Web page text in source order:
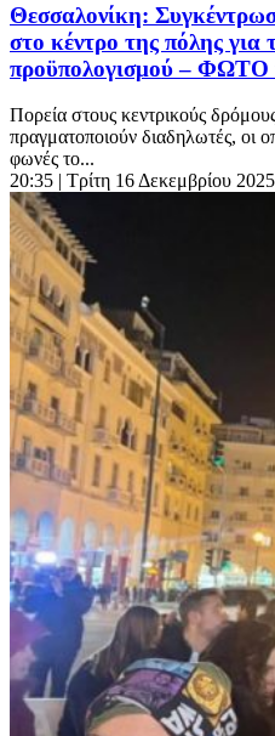
Θεσσαλονίκη:
στο κέντρο της πόλης για
προϋπολογισμού –
Πορεία στους κεντρικούς
πραγματοποιούν διαδηλωτές, οι
φωνές το...
20:35 | Τρίτη 16 Δεκεμβρίου 2025